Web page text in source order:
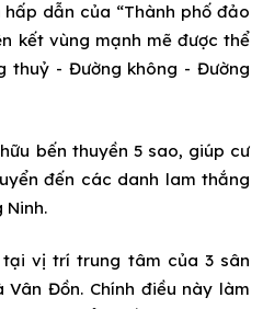
dẫn của “Thành phố đảo
kết vùng mạnh mẽ được thể
thuỷ - Đường không - Đường
bến thuyền 5 sao, giúp cư
đến các danh lam thắng
Ninh.
vị trí trung tâm của 3 sân
Vân Đồn. Chính điều này làm